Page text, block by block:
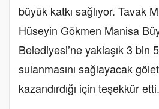
büyük katkı sağlıyor. Tavak
Hüseyin Gökmen Manisa
Belediyesi’ne yaklaşık 3 bin
sulanmasını sağlayacak
kazandırdığı için teşekkür etti.